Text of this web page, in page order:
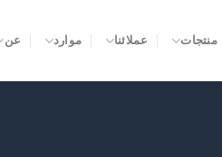
منتجات عملائنا موارد عن